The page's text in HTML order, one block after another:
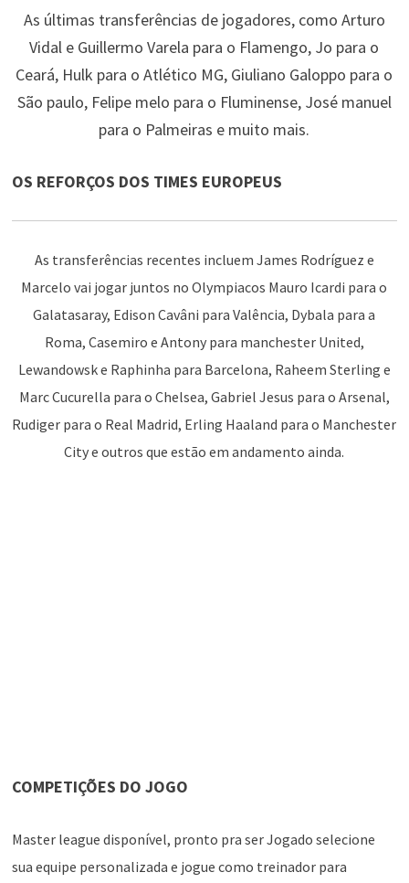
As últimas transferências de jogadores, como Arturo
Vidal e Guillermo Varela para o Flamengo, Jo para o
Ceará, Hulk para o Atlético MG, Giuliano Galoppo para o
São paulo, Felipe melo para o Fluminense, José manuel
para o Palmeiras e muito mais.
OS REFORÇOS DOS TIMES EUROPEUS
As transferências recentes incluem James Rodríguez e
Marcelo vai jogar juntos no Olympiacos Mauro Icardi para o
Galatasaray, Edison Cavâni para Valência, Dybala para a
Roma, Casemiro e Antony para manchester United,
Lewandowsk e Raphinha para Barcelona, Raheem Sterling e
Marc Cucurella para o Chelsea, Gabriel Jesus para o Arsenal,
Rudiger para o Real Madrid, Erling Haaland para o Manchester
City e outros que estão em andamento ainda.
COMPETIÇÕES DO JOGO
Master league disponível, pronto pra ser Jogado selecione
sua equipe personalizada e jogue como treinador para